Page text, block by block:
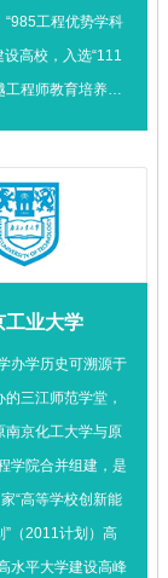
“985工程优势学科
设高校，入选“111
工程师教育培养计
学生创新性实验计
生文化素质教育基
新人才培养示范基
来华留学生接收院
创业典型经验高
深化创新创业教育
、全国高校实践育
地、首批高等学校
和技术转移基地、
试点示范高校等，
批国家双创示范基
工业大学
办学历史可溯源于
三江师范学堂，
南京化工大学与原
学院合并组建，是
“高等学校创新能
”（2011计划）高
水平大学建设高峰